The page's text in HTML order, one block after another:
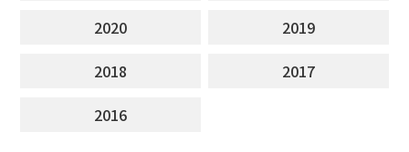
2020
2019
2018
2017
2016